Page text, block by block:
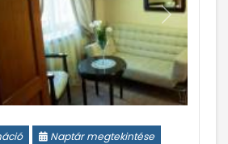
Naptár megtekintése